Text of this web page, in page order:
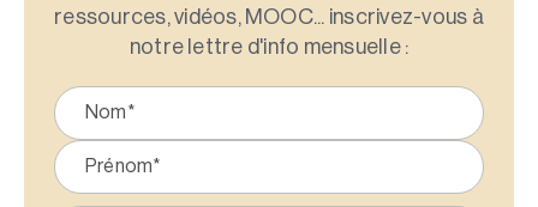
ressources, vidéos, MOOC... inscrivez-vous à
notre lettre d'info mensuelle :